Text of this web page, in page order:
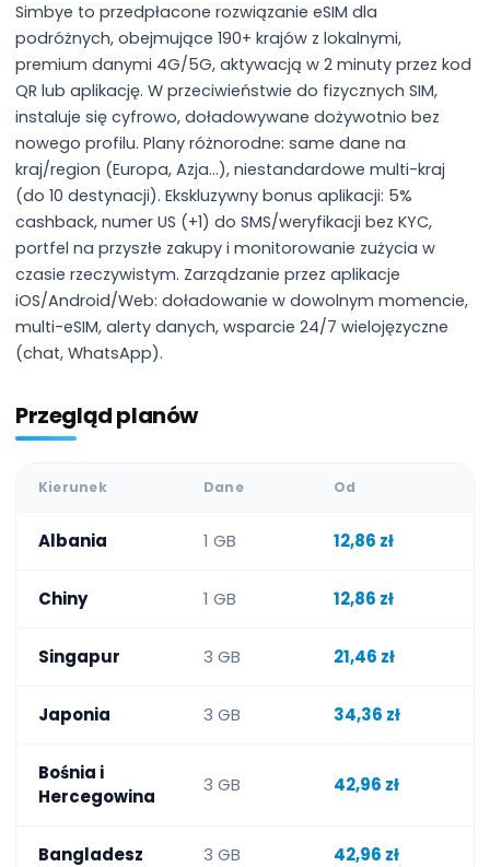
Simbye to przedpłacone rozwiązanie eSIM dla
podróżnych, obejmujące 190+ krajów z lokalnymi,
premium danymi 4G/5G, aktywacją w 2 minuty przez kod
QR lub aplikację. W przeciwieństwie do fizycznych SIM,
instaluje się cyfrowo, doładowywane dożywotnio bez
nowego profilu. Plany różnorodne: same dane na
kraj/region (Europa, Azja…), niestandardowe multi-kraj
(do 10 destynacji). Ekskluzywny bonus aplikacji: 5%
cashback, numer US (+1) do SMS/weryfikacji bez KYC,
portfel na przyszłe zakupy i monitorowanie zużycia w
czasie rzeczywistym. Zarządzanie przez aplikacje
iOS/Android/Web: doładowanie w dowolnym momencie,
multi-eSIM, alerty danych, wsparcie 24/7 wielojęzyczne
(chat, WhatsApp).
Przegląd planów
Kierunek Dane Od
Albania 1 GB 12,86 zł
Chiny 1 GB 12,86 zł
Singapur 3 GB 21,46 zł
Japonia 3 GB 34,36 zł
Bośnia i
Hercegowina
3 GB 42,96 zł
Bangladesz 3 GB 42,96 zł